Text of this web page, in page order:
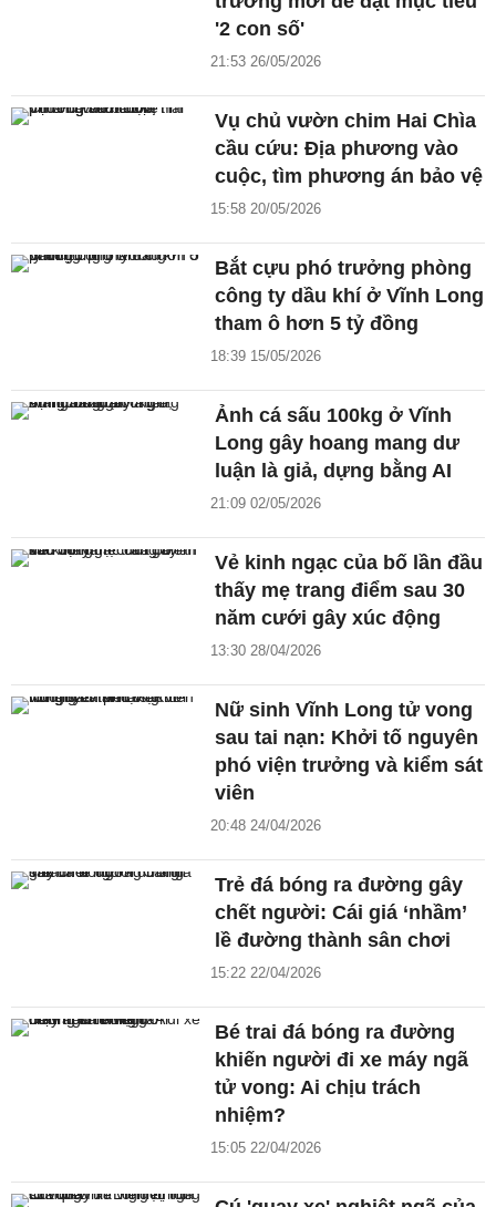
'2 con số'
21:53 26/05/2026
Vụ chủ vườn chim Hai Chìa
cầu cứu: Địa phương vào
cuộc, tìm phương án bảo vệ
15:58 20/05/2026
Bắt cựu phó trưởng phòng
công ty dầu khí ở Vĩnh Long
tham ô hơn 5 tỷ đồng
18:39 15/05/2026
Ảnh cá sấu 100kg ở Vĩnh
Long gây hoang mang dư
luận là giả, dựng bằng AI
21:09 02/05/2026
Vẻ kinh ngạc của bố lần đầu
thấy mẹ trang điểm sau 30
năm cưới gây xúc động
13:30 28/04/2026
Nữ sinh Vĩnh Long tử vong
sau tai nạn: Khởi tố nguyên
phó viện trưởng và kiểm sát
viên
20:48 24/04/2026
Trẻ đá bóng ra đường gây
chết người: Cái giá ‘nhầm’
lề đường thành sân chơi
15:22 22/04/2026
Bé trai đá bóng ra đường
khiến người đi xe máy ngã
tử vong: Ai chịu trách
nhiệm?
15:05 22/04/2026